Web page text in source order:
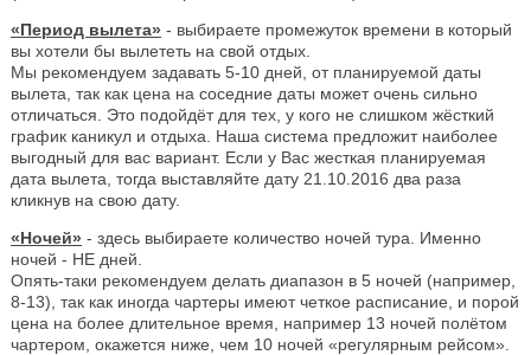
«Период вылета» - выбираете промежуток времени в который
вы хотели бы вылететь на свой отдых.
Мы рекомендуем задавать 5-10 дней, от планируемой даты
вылета, так как цена на соседние даты может очень сильно
отличаться. Это подойдёт для тех, у кого не слишком жёсткий
график каникул и отдыха. Наша система предложит наиболее
выгодный для вас вариант. Если у Вас жесткая планируемая
дата вылета, тогда выставляйте дату 21.10.2016 два раза
кликнув на свою дату.
«Ночей» - здесь выбираете количество ночей тура. Именно
ночей - НЕ дней.
Опять-таки рекомендуем делать диапазон в 5 ночей (например,
8-13), так как иногда чартеры имеют четкое расписание, и порой
цена на более длительное время, например 13 ночей полётом
чартером, окажется ниже, чем 10 ночей «регулярным рейсом».